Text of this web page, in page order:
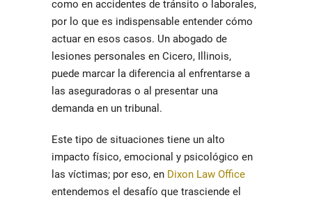
como en accidentes de tránsito o laborales,
por lo que es indispensable entender cómo
actuar en esos casos. Un abogado de
lesiones personales en Cicero, Illinois,
puede marcar la diferencia al enfrentarse a
las aseguradoras o al presentar una
demanda en un tribunal.
Este tipo de situaciones tiene un alto
impacto físico, emocional y psicológico en
las víctimas; por eso, en Dixon Law Office
entendemos el desafío que trasciende el